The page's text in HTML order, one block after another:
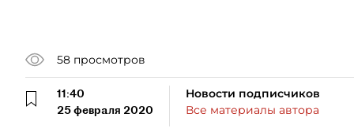
58 просмотров
11:40
25 февраля 2020
Новости подписчиков
Все материалы автора